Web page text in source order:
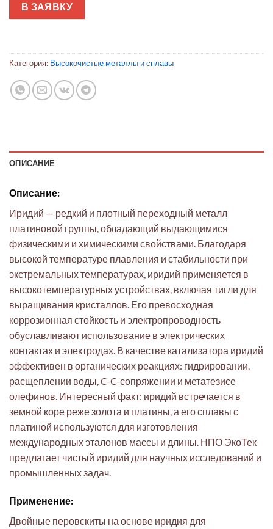
В ЗАЯВКУ
Категория: Высокочистые металлы и сплавы
ОПИСАНИЕ
Описание:
Иридий — редкий и плотный переходный металл
платиновой группы, обладающий выдающимися
физическими и химическими свойствами. Благодаря
высокой температуре плавления и стабильности при
экстремальных температурах, иридий применяется в
высокотемпературных устройствах, включая тигли для
выращивания кристаллов. Его превосходная
коррозионная стойкость и электропроводность
обуславливают использование в электрических
контактах и электродах. В качестве катализатора иридий
эффективен в органических реакциях: гидрировании,
расщеплении воды, C-C-сопряжении и метатезисе
олефинов. Интересный факт: иридий встречается в
земной коре реже золота и платины, а его сплавы с
платиной используются для изготовления
международных эталонов массы и длины. НПО ЭкоТек
предлагает чистый иридий для научных исследований и
промышленных задач.
Применение:
Двойные перовскиты на основе иридия для